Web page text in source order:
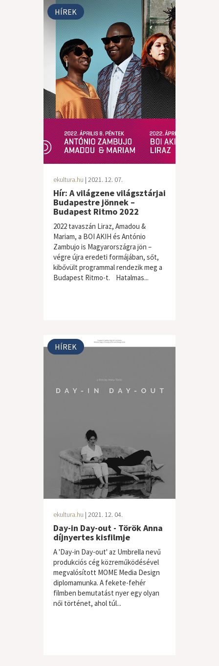
HÍREK
ekultura.hu | 2021. 12. 07.
Hír: A világzene világsztárjai
Budapestre jönnek –
Budapest Ritmo 2022
2022 tavaszán Liraz, Amadou &
Mariam, a BOI AKIH és António
Zambujo is Magyarországra jön –
végre újra eredeti formájában, sőt,
kibővült programmal rendezik meg a
Budapest Ritmo-t. Hatalmas...
HÍREK
ekultura.hu | 2021. 12. 04.
Day-in Day-out - Török Anna
díjnyertes kisfilmje
A 'Day-in Day-out' az Umbrella nevű
produkciós cég közreműködésével
megvalósított MOME Media Design
diplomamunka. A fekete-fehér
filmben bemutatást nyer egy olyan
női történet, ahol túl...